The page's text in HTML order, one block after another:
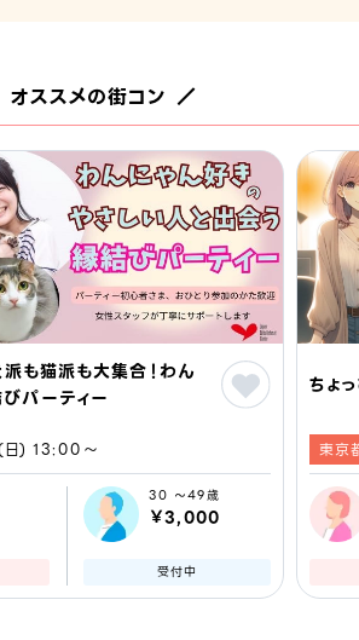
オススメの街コン ／
も猫派も大集合！わん
パーティー
日) 13:00〜
30 ～49歳
￥3,000
受付中
ちょ
東京